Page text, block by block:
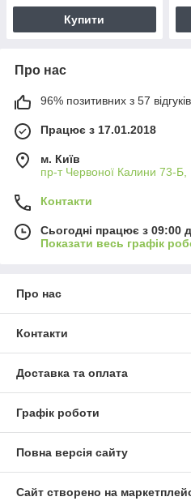
Купити
Про нас
96% позитивних з 57
Працює з 17.01.2018
м. Київ
пр-т Червоної Калини 73-Б,
Контакти
Сьогодні працює з 09:00
Показати весь графік
Про нас
Контакти
Доставка та оплата
Графік роботи
Повна версія сайту
Сайт створено на